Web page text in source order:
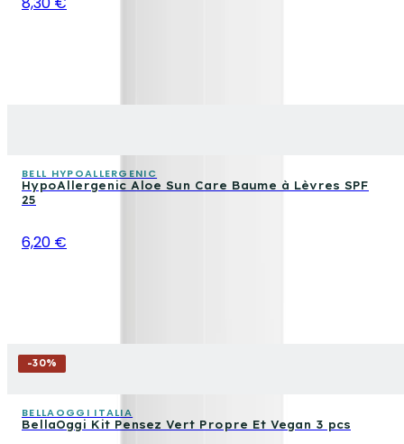
BELL HYPOALLERGENIC
HypoAllergenic Aloe Sun Care Baume à Lèvres SPF
25
6,20 €
-30%
BELLAOGGI ITALIA
BellaOggi Kit Pensez Vert Propre Et Vegan 3 pcs